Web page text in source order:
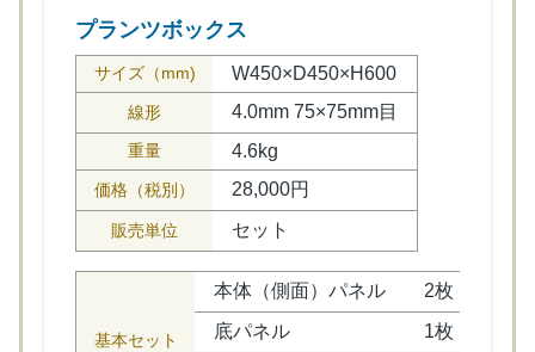
プランツボックス
サイズ（mm) W450×D450×H600
線形 4.0mm 75×75mm目
重量 4.6kg
価格（税別） 28,000円
販売単位 セット
基本セット
本体（側面）パネル
2枚
底パネル
1枚